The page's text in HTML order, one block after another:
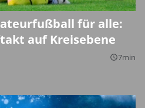
für alle:
auf Kreisebene
query_builder7min